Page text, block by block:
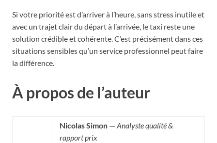
Si votre priorité est d’arriver à l’heure, sans stress inutile et
avec un trajet clair du départ à l’arrivée, le taxi reste une
solution crédible et cohérente. C’est précisément dans ces
situations sensibles qu’un service professionnel peut faire
la différence.
À propos de l’auteur
Nicolas Simon — Analyste qualité &
rapport prix